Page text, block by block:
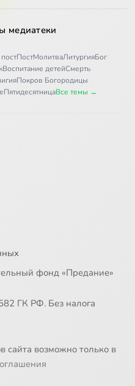
медиатеки
ПостМолитваЛитургияБог
Воспитание детейСмерть
Покров Богородицы
ПятидесятницаВсе темы →
фонд «Предание»
ГК РФ. Без налога
сайта возможно только в